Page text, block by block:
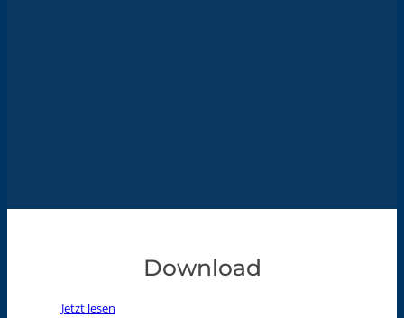
Download
Jetzt lesen